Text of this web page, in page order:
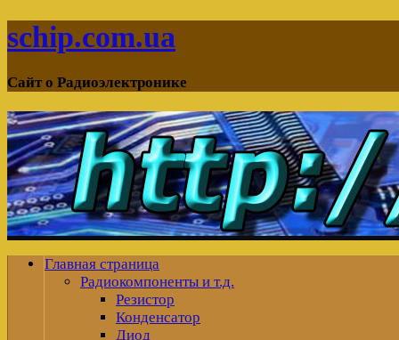
schip.com.ua
Сайт о Радиоэлектронике
Главная страница
Радиокомпоненты и т.д.
Резистор
Конденсатор
Диод